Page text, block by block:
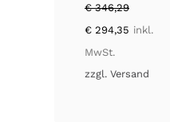
€346,29
Ursprünglicher
Preis
war:
€ 294,35
Aktueller
Preis
inkl.
MwSt.
zzgl. Versand